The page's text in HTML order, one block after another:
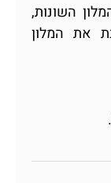
השונות,
את המלון